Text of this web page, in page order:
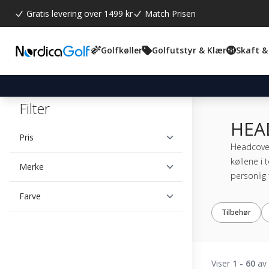
Gratis levering over 1499 kr Match Prisen
Golfkøller Golfutstyr & Klær Skaft &
Filter
Pris
Merke
Farve
køllene i
personlig
Tilbehør
Viser 1 - 60